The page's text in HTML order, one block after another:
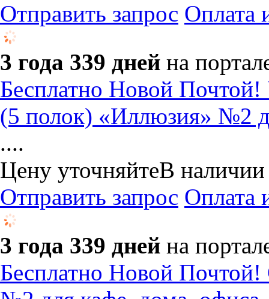
Отправить запрос Оплата
3 года 339 дней на
Бесплатно Новой
(5 полок) «Иллюзия» №2
....
Цену уточняйтеВ наличии
Отправить запрос Оплата
3 года 339 дней на
Бесплатно Новой